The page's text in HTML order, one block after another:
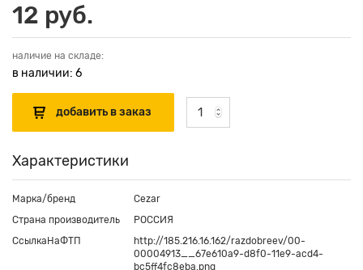
12 руб.
наличие на складе:
в наличии: 6
Характеристики
Марка/бренд
Cezar
Страна производитель
РОССИЯ
СсылкаНаФТП
http://185.216.16.162/razdobreev/00-
00004913__67e610a9-d8f0-11e9-acd4-
bc5ff4fc8eba.png